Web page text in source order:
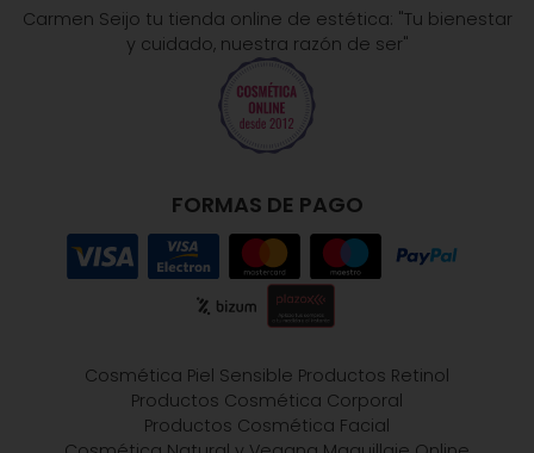
Carmen Seijo tu tienda online de estética: "Tu bienestar
y cuidado, nuestra razón de ser"
FORMAS DE PAGO
Cosmética Piel Sensible Productos Retinol
Productos Cosmética Corporal
Productos Cosmética Facial